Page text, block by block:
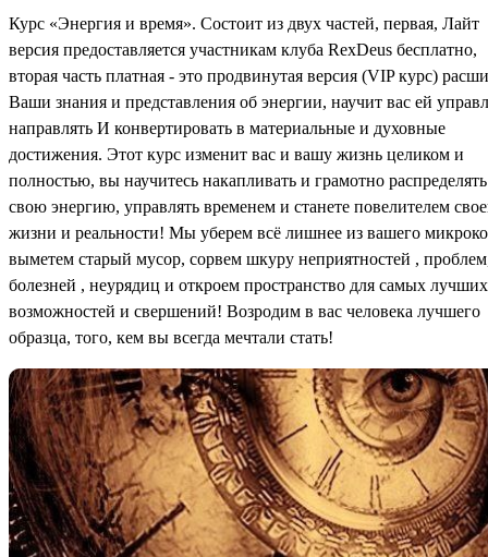
Курс «Энергия и время». Состоит из двух частей, первая, Лайт
версия предоставляется участникам клуба RexDeus бесплатно,
вторая часть платная - это продвинутая версия (VIP курс)
Ваши знания и представления об энергии, научит вас ей
направлять И конвертировать в материальные и духовные
достижения. Этот курс изменит вас и вашу жизнь целиком и
полностью, вы научитесь накапливать и грамотно распределять
свою энергию, управлять временем и станете повелителем
жизни и реальности! Мы уберем всё лишнее из вашего
выметем старый мусор, сорвем шкуру неприятностей ,
болезней , неурядиц и откроем пространство для самых лучших
возможностей и свершений! Возродим в вас человека лучшего
образца, того, кем вы всегда мечтали стать!